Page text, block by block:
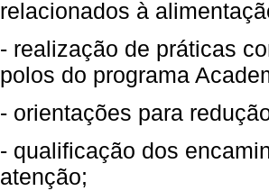
relacionados à
- realização de práticas
polos do programa
- orientações para
- qualificação dos
atenção;